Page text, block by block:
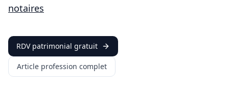
notaires
RDV patrimonial gratuit
Article profession complet